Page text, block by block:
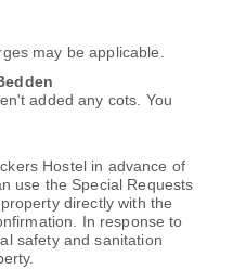
may be applicable.
added any cots. You
Hostel in advance of
use the Special Requests
directly with the
In response to
safety and sanitation